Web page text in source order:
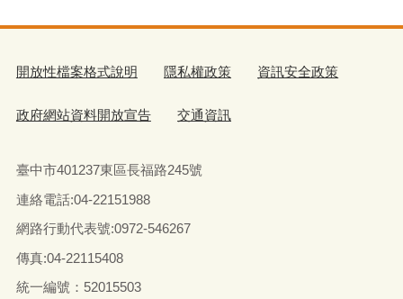
開放性檔案格式說明 隱私權政策 資訊安全政策
政府網站資料開放宣告 交通資訊
臺中市401237東區長福路245號
連絡電話:04-22151988
網路行動代表號:0972-546267
傳真:04-22115408
統一編號：52015503